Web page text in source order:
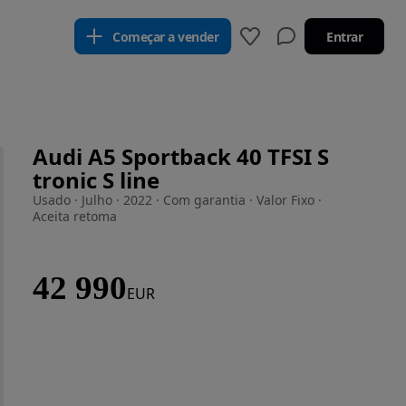
Começar a vender Entrar
Audi A5 Sportback 40 TFSI S
tronic S line
Usado · Julho · 2022 · Com garantia · Valor Fixo ·
Aceita retoma
42 990EUR